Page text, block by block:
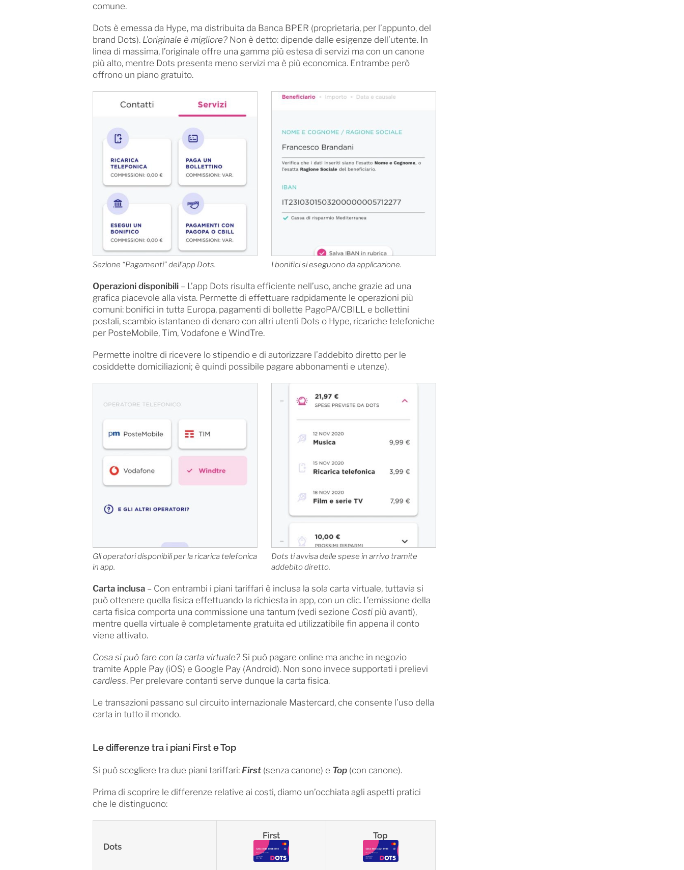
comune.
Dots è emessa da Hype, ma distribuita da Banca BPER (proprietaria, per l’appunto, del
brand Dots). L’originale è migliore?Non è detto: dipende dalle esigenze dell’utente. In
linea di massima, l’originale offre una gamma più estesa di servizi ma con un canone
più alto, mentre Dots presenta meno servizi ma è più economica. Entrambe però
offrono un piano gratuito.
Sezione “Pagamenti” dell’app Dots. I bonifici si eseguono da applicazione.
Operazioni disponibili– L’app Dots risulta efficiente nell’uso, anche grazie ad una
grafica piacevole alla vista. Permette di effettuare radpidamente le operazioni più
comuni: bonifici in tutta Europa, pagamenti di bollette PagoPA/CBILL e bollettini
postali, scambio istantaneo di denaro con altri utenti Dots o Hype, ricariche telefoniche
per PosteMobile, Tim, Vodafone e WindTre.
Permette inoltre di ricevere lo stipendio e di autorizzare l’addebito diretto per le
cosiddette domiciliazioni; è quindi possibile pagare abbonamenti e utenze).
Gli operatori disponibili per la ricarica telefonica
in app.
Dots ti avvisa delle spese in arrivo tramite
addebito diretto.
Carta inclusa– Con entrambi i piani tariffari è inclusa la sola carta virtuale, tuttavia si
può ottenere quella fisica effettuando la richiesta in app, con un clic. L’emissione della
carta fisica comporta una commissione una tantum (vedi sezione Costipiù avanti),
mentre quella virtuale è completamente gratuita ed utilizzatibile fin appena il conto
viene attivato.
Cosa si può fare con la carta virtuale?Si può pagare online ma anche in negozio
tramite Apple Pay (iOS) e Google Pay (Android). Non sono invece supportati i prelievi
cardless. Per prelevare contanti serve dunque la carta fisica.
Le transazioni passano sul circuito internazionale Mastercard, che consente l’uso della
carta in tutto il mondo.
Le differenze tra i piani First e Top
Si può scegliere tra due piani tariffari: First(senza canone) e Top(con canone).
Prima di scoprire le differenze relative ai costi, diamo un’occhiata agli aspetti pratici
che le distinguono:
Dots
First Top